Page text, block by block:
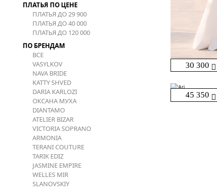
ПЛАТЬЯ ПО ЦЕНЕ
ПЛАТЬЯ ДО 29 900
ПЛАТЬЯ ДО 40 000
ПЛАТЬЯ ДО 120 000
ПО БРЕНДАМ
ВСЕ
VASYLKOV
NAVA BRIDE
KATTY SHVED
DARIA KARLOZI
ОКСАНА МУХА
DIANTAMO
ATELIER BIZAR
VICTORIA SOPRANO
ARMONIA
TERANI COUTURE
TARIK EDIZ
JASMINE EMPIRE
WELLES MIR
SLANOVSKIY
30 300
45 350